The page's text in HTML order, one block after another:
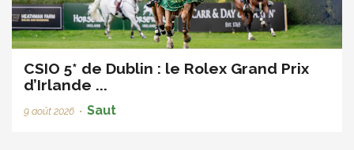
CSIO 5* de Dublin : le Rolex Grand Prix
d’Irlande ...
9 août 2026 • Saut